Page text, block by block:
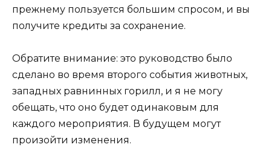
прежнему пользуется большим спросом, и вы
получите кредиты за сохранение.
Обратите внимание: это руководство было
сделано во время второго события животных,
западных равнинных горилл, и я не могу
обещать, что оно будет одинаковым для
каждого мероприятия. В будущем могут
произойти изменения.